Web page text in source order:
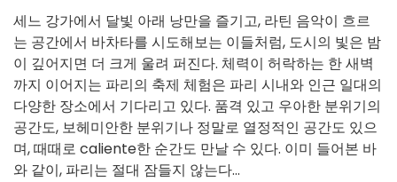
세느 강가에서 달빛 아래 낭만을 즐기고, 라틴 음악이 흐르
는 공간에서 바차타를 시도해보는 이들처럼, 도시의 빛은 밤
이 깊어지면 더 크게 울려 퍼진다. 체력이 허락하는 한 새벽
까지 이어지는 파리의 축제 체험은 파리 시내와 인근 일대의
다양한 장소에서 기다리고 있다. 품격 있고 우아한 분위기의
공간도, 보헤미안한 분위기나 정말로 열정적인 공간도 있으
며, 때때로 caliente한 순간도 만날 수 있다. 이미 들어본 바
와 같이, 파리는 절대 잠들지 않는다...